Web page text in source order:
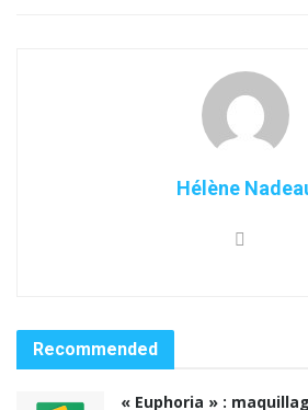
Hélène
Recommended
« Euphoria » :